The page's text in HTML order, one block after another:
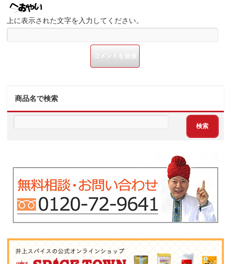
上に表示された文字を入力してください。
商品名で検索